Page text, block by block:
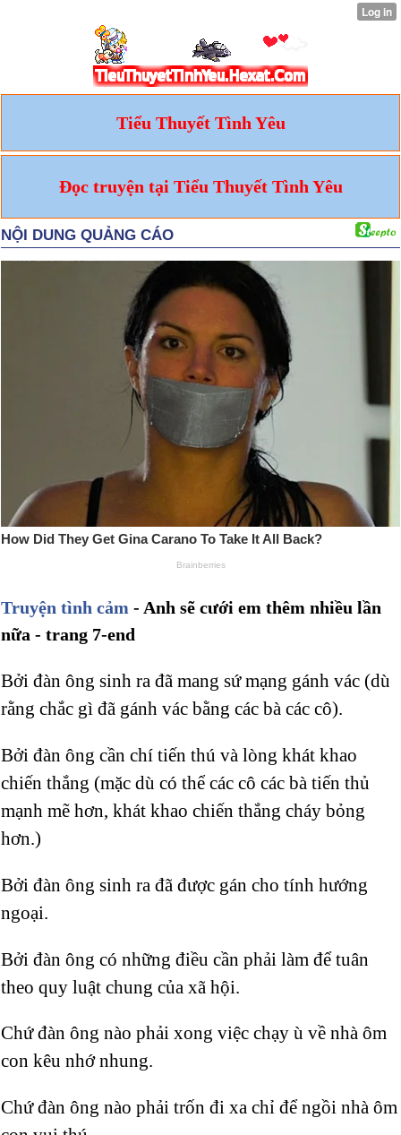
Tiểu Thuyết Tình Yêu
Đọc truyện tại Tiểu Thuyết Tình Yêu
Truyện tình cảm - Anh sẽ cưới em thêm nhiều lần
nữa - trang 7-end
Bởi đàn ông sinh ra đã mang sứ mạng gánh vác (dù
rằng chắc gì đã gánh vác bằng các bà các cô).
Bởi đàn ông cần chí tiến thú và lòng khát khao
chiến thắng (mặc dù có thể các cô các bà tiến thủ
mạnh mẽ hơn, khát khao chiến thắng cháy bỏng
hơn.)
Bởi đàn ông sinh ra đã được gán cho tính hướng
ngoại.
Bởi đàn ông có những điều cần phải làm để tuân
theo quy luật chung của xã hội.
Chứ đàn ông nào phải xong việc chạy ù về nhà ôm
con kêu nhớ nhung.
Chứ đàn ông nào phải trốn đi xa chỉ để ngồi nhà ôm